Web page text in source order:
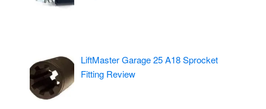
LiftMaster Garage 25 A18 Sprocket
Fitting Review